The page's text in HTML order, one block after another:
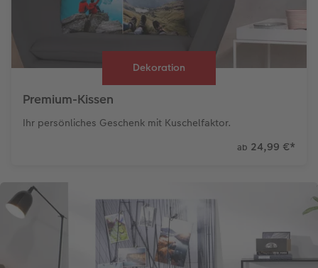
Dekoration
Premium-Kissen
Ihr persönliches Geschenk mit Kuschelfaktor.
ab 24,99 €*